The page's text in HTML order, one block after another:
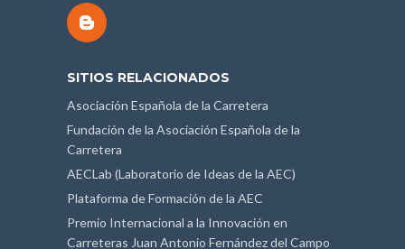
SITIOS RELACIONADOS
Asociación Española de la Carretera
Fundación de la Asociación Española de la
Carretera
AECLab (Laboratorio de Ideas de la AEC)
Plataforma de Formación de la AEC
Premio Internacional a la Innovación en
Carreteras Juan Antonio Fernández del Campo